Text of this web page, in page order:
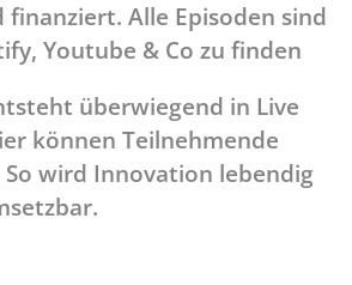
Alle Episoden sind
Youtube & Co zu finden
überwiegend in Live
können Teilnehmende
So wird Innovation lebendig